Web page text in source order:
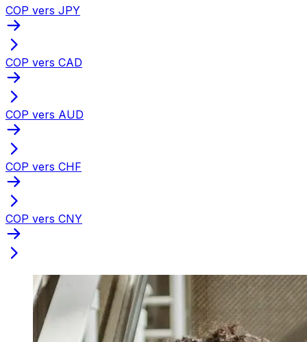
COP vers JPY
COP vers CAD
COP vers AUD
COP vers CHF
COP vers CNY